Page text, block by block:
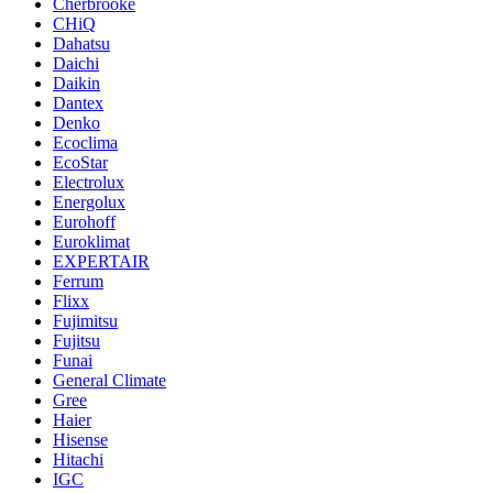
Cherbrooke
CHiQ
Dahatsu
Daichi
Daikin
Dantex
Denko
Ecoclima
EcoStar
Electrolux
Energolux
Eurohoff
Euroklimat
EXPERTAIR
Ferrum
Flixx
Fujimitsu
Fujitsu
Funai
General Climate
Gree
Haier
Hisense
Hitachi
IGC